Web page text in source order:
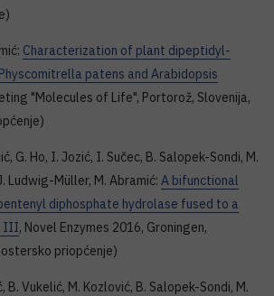
Characterization of plant dipeptidyl-
patens and Arabidopsis
"Molecules of Life", Portorož, Slovenija,
G. Ho, I. Jozić, I. Sučec, B. Salopek-Sondi, M.
Ludwig-Müller, M. Abramić: A bifunctional
diphosphate hydrolase fused to a
III, Novel Enzymes 2016, Groningen,
priopćenje)
B. Vukelić, M. Kozlović, B. Salopek-Sondi, M.